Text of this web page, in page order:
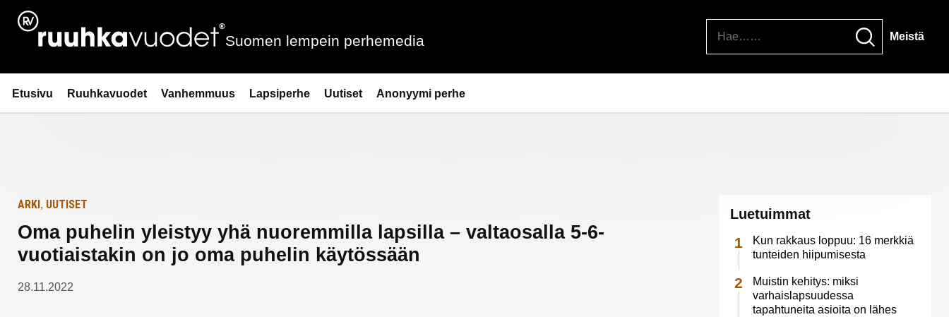
Siirry
sisältöön
Ruuhkavuodet.fi
Suomen lempein perhemedia Meistä
Etusivu Ruuhkavuodet Vanhemmuus Lapsiperhe Uutiset Anonyymi perhe
Etusivulle
ARKI, UUTISET
Oma puhelin yleistyy yhä nuoremmilla lapsilla – valtaosalla 5-6-
vuotiaistakin on jo oma puhelin käytössään
28.11.2022
Luetuimmat
Kun rakkaus loppuu: 16 merkkiä
tunteiden hiipumisesta
Muistin kehitys: miksi
varhaislapsuudessa
tapahtuneita asioita on lähes